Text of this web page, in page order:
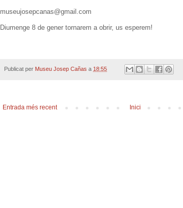
museujosepcanas@gmail.com
Diumenge 8 de gener tornarem a obrir, us esperem!
Publicat per Museu Josep Cañas a 18:55
Entrada més recent Inici